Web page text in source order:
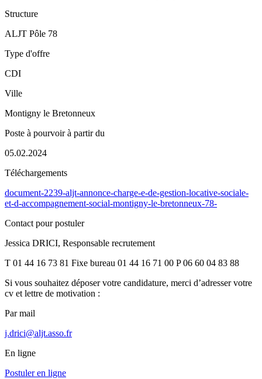
Structure
ALJT Pôle 78
Type d'offre
CDI
Ville
Montigny le Bretonneux
Poste à pourvoir à partir du
05.02.2024
Téléchargements
document-2239-aljt-annonce-charge-e-de-gestion-locative-sociale-
et-d-accompagnement-social-montigny-le-bretonneux-78-
Contact pour postuler
Jessica DRICI, Responsable recrutement
T 01 44 16 73 81 Fixe bureau 01 44 16 71 00 P 06 60 04 83 88
Si vous souhaitez déposer votre candidature, merci d’adresser votre
cv et lettre de motivation :
Par mail
j.drici@aljt.asso.fr
En ligne
Postuler en ligne